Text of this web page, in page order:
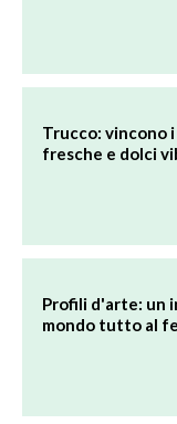
Trucco: vincono
fresche e dolci
Profili d'arte: un
mondo tutto al